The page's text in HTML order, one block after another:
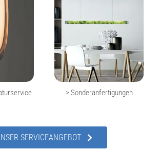
> Sonderanfertigungen
SERVICEANGEBOT